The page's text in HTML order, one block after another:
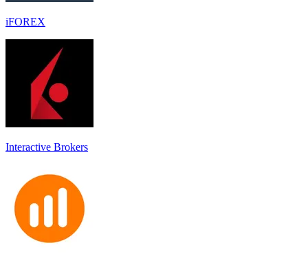
iFOREX
Interactive Brokers